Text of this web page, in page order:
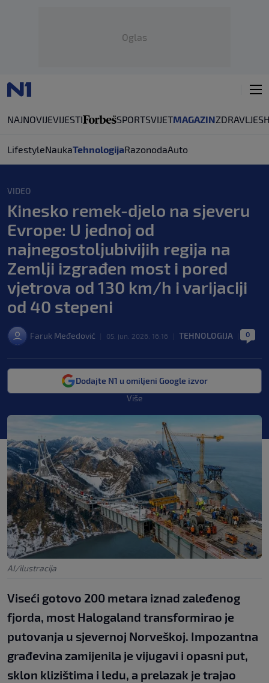
Oglas
NAJNOVIJEVIJESTI SPORTSVIJETMAGAZINZDRAVLJE
LifestyleNaukaTehnologijaRazonodaAuto
VIDEO
Kinesko remek-djelo na sjeveru
Evrope: U jednoj od
najnegostoljubivijih regija na
Zemlji izgrađen most i pored
vjetrova od 130 km/h i varijaciji
od 40 stepeni
Faruk Međedović 05. jun. 2026. 16:16 TEHNOLOGIJA 0
Dodajte N1 u omiljeni Google izvor
Više
AI/ilustracija
Viseći gotovo 200 metara iznad zaleđenog
fjorda, most Halogaland transformirao je
putovanja u sjevernoj Norveškoj. Impozantna
građevina zamijenila je vijugavi i opasni put,
sklon klizištima i ledu, a prelazak je trajao